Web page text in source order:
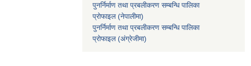
पुनर्निर्माण तथा प्रबलीकरण सम्बन्धि पालिका
प्राेफाइल (नेपालीमा)
पुनर्निर्माण तथा प्रबलीकरण सम्बन्धि पालिका
प्राेफाइल(अंग्रेजीमा)